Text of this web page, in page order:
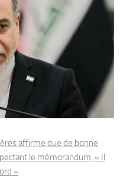
affirme que de bonne
le mémorandum, « Il
»